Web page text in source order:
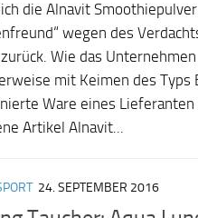
die Alnavit Smoothiepulver
wegen des
Wie das
mit Keimen des Typs
Ware eines
Artikel Alnavit...
24. SEPTEMBER 2016